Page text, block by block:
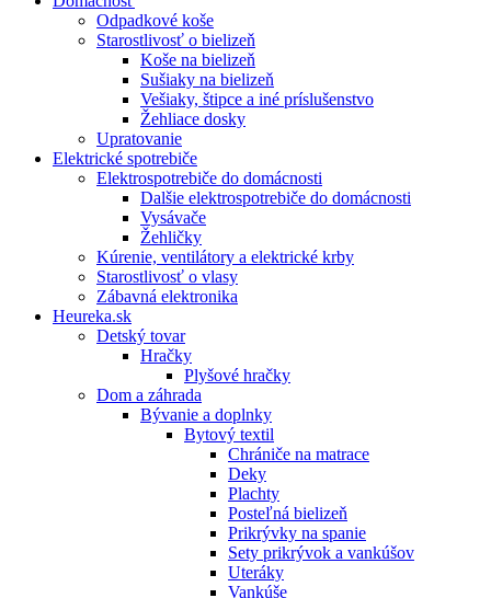
Odpadkové koše
Starostlivosť o bielizeň
Koše na bielizeň
Sušiaky na bielizeň
Vešiaky, štipce a iné príslušenstvo
Žehliace dosky
Upratovanie
Elektrické spotrebiče
Elektrospotrebiče do domácnosti
Dalšie elektrospotrebiče do domácnosti
Vysávače
Žehličky
Kúrenie, ventilátory a elektrické krby
Starostlivosť o vlasy
Zábavná elektronika
Heureka.sk
Detský tovar
Hračky
Plyšové hračky
Dom a záhrada
Bývanie a doplnky
Bytový textil
Chrániče na matrace
Deky
Plachty
Posteľná bielizeň
Prikrývky na spanie
Sety prikrývok a vankúšov
Uteráky
Vankúše